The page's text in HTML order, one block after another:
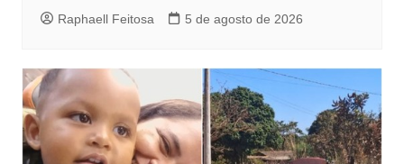
Raphaell Feitosa 5 de agosto de 2026